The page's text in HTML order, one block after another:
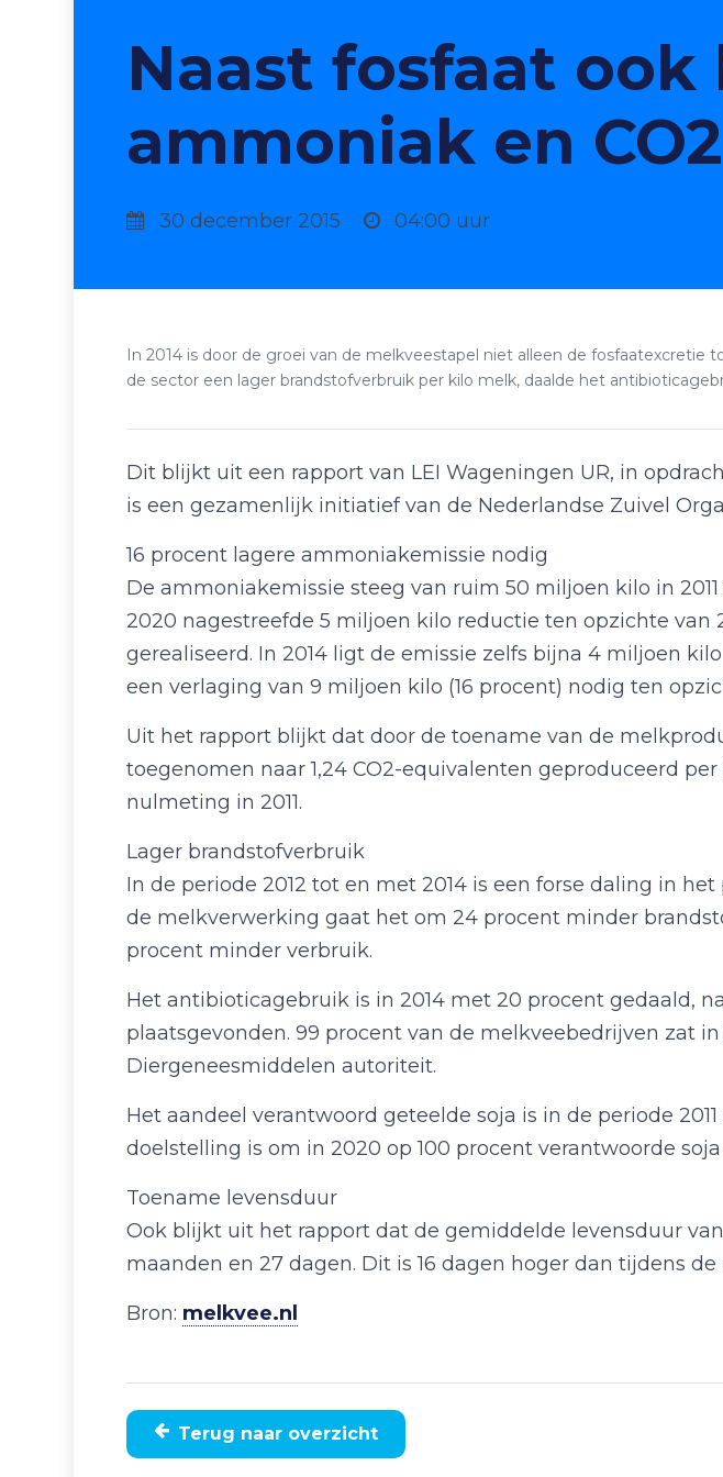
Naast fosfaat
ammoniak en
30 december 2015 04:00 uur
In 2014 is door de groei van de melkveestapel niet alleen de
de sector een lager brandstofverbruik per kilo melk, daalde het
Dit blijkt uit een rapport van LEI Wageningen UR, in
is een gezamenlijk initiatief van de Nederlandse Zuivel
16 procent lagere ammoniakemissie nodig
De ammoniakemissie steeg van ruim 50 miljoen kilo in
2020 nagestreefde 5 miljoen kilo reductie ten opzichte van
gerealiseerd. In 2014 ligt de emissie zelfs bijna 4 miljoen
een verlaging van 9 miljoen kilo (16 procent) nodig ten
Uit het rapport blijkt dat door de toename van de
toegenomen naar 1,24 CO2-equivalenten geproduceerd
nulmeting in 2011.
Lager brandstofverbruik
In de periode 2012 tot en met 2014 is een forse daling in
de melkverwerking gaat het om 24 procent minder
procent minder verbruik.
Het antibioticagebruik is in 2014 met 20 procent gedaald,
plaatsgevonden. 99 procent van de melkveebedrijven zat
Diergeneesmiddelen autoriteit.
Het aandeel verantwoord geteelde soja is in de periode
doelstelling is om in 2020 op 100 procent verantwoorde
Toename levensduur
Ook blijkt uit het rapport dat de gemiddelde levensduur
maanden en 27 dagen. Dit is 16 dagen hoger dan tijdens de
Bron: melkvee.nl
Terug naar overzicht